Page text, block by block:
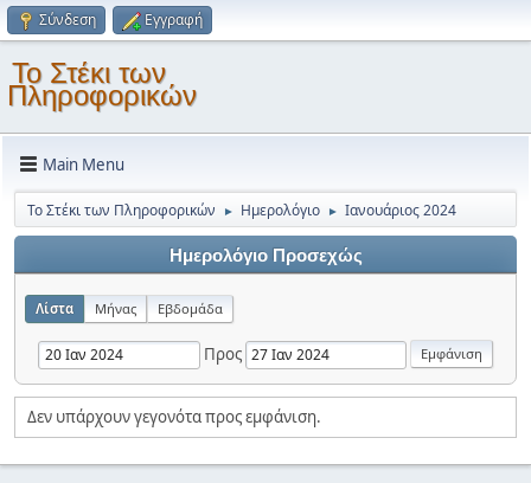
Σύνδεση Εγγραφή
Το Στέκι των
Πληροφορικών
Main Menu
Το Στέκι των Πληροφορικών ► Ημερολόγιο ► Ιανουάριος 2024
Ημερολόγιο Προσεχώς
Λίστα Μήνας Εβδομάδα
Προς
Δεν υπάρχουν γεγονότα προς εμφάνιση.